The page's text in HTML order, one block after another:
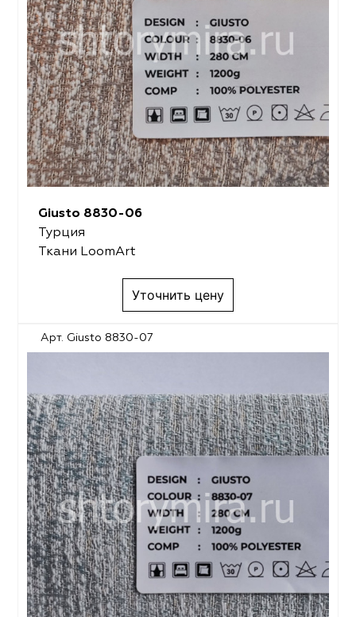
Giusto 8830-06
Турция
Ткани LoomArt
Уточнить цену
Арт. Giusto 8830-07